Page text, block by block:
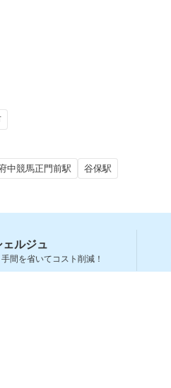
中競馬正門前駅 谷保駅
ェルジュ
間を省いてコスト削減！